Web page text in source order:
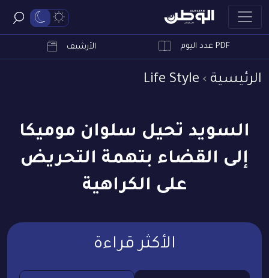
PDF عدد اليوم الأرشيف
الرئيسية Life Style
السويد تحيل سلوان موميكا
إلى القضاء بتهمة التحريض
على الكراهية
الأكثر قراءة